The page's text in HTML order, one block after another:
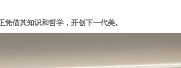
借其知识和哲学，开创下一代美。